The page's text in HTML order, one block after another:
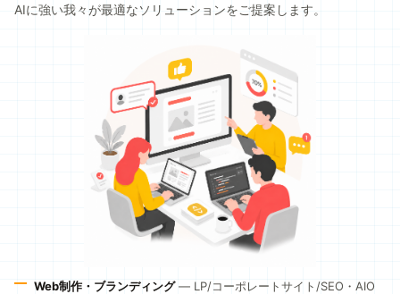
AIに強い我々が最適なソリューションをご提案します。
Web制作・ブランディング— LP/コーポレートサイト/SEO・AIO